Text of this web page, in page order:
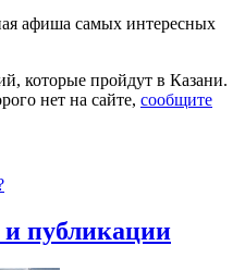
афиша самых интересных
которые пройдут в Казани.
нет на сайте, сообщите
и публикации